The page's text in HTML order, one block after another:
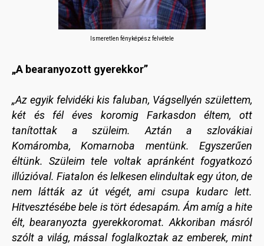
Ismeretlen fényképész felvétele
„A bearanyozott gyerekkor”
„Az egyik felvidéki kis faluban, Vágsellyén születtem,
két és fél éves koromig Farkasdon éltem, ott
tanítottak a szüleim. Aztán a szlovákiai
Komáromba, Komarnoba mentünk. Egyszerűen
éltünk. Szüleim tele voltak apránként fogyatkozó
illúzióval. Fiatalon és lelkesen elindultak egy úton, de
nem látták az út végét, ami csupa kudarc lett.
Hitvesztésébe bele is tört édesapám. Ám amíg a hite
élt, bearanyozta gyerekkoromat. Akkoriban másról
szólt a világ, mással foglalkoztak az emberek, mint